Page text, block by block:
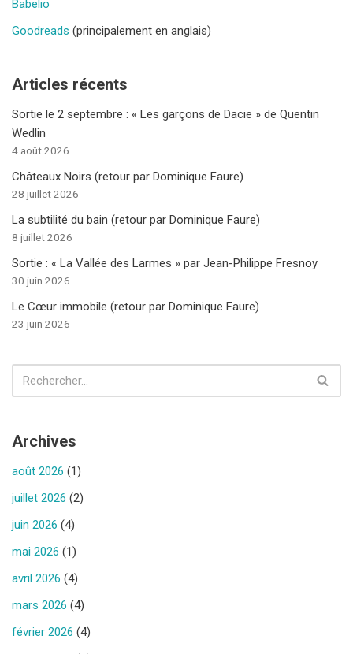
Babelio
Goodreads (principalement en anglais)
Articles récents
Sortie le 2 septembre : « Les garçons de Dacie » de Quentin
Wedlin
4 août 2026
Châteaux Noirs (retour par Dominique Faure)
28 juillet 2026
La subtilité du bain (retour par Dominique Faure)
8 juillet 2026
Sortie : « La Vallée des Larmes » par Jean-Philippe Fresnoy
30 juin 2026
Le Cœur immobile (retour par Dominique Faure)
23 juin 2026
Archives
août 2026 (1)
juillet 2026 (2)
juin 2026 (4)
mai 2026 (1)
avril 2026 (4)
mars 2026 (4)
février 2026 (4)